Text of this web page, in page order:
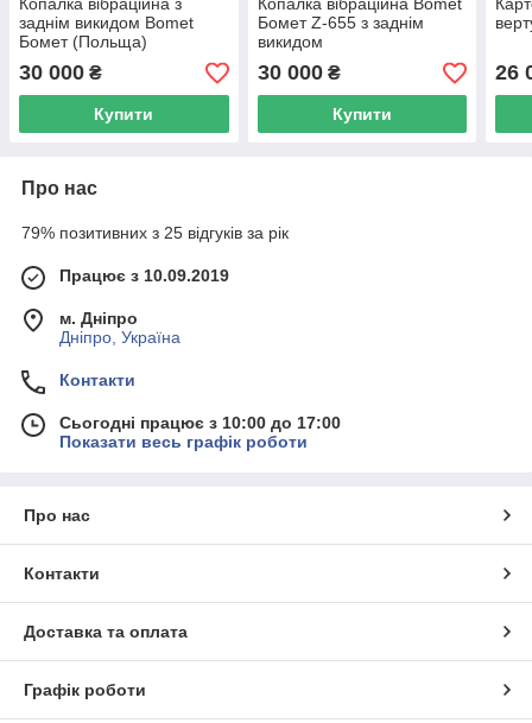
Копалка вібраційна з
заднім викидом Bomet
Бомет (Польща)
30 000 ₴
Купити
Копалка вібраційна Bomet
Бомет Z-655 з заднім
викидом
30 000₴
Купити
26
Про нас
79% позитивних з 25 відгуків за рік
Працює з 10.09.2019
м. Дніпро
Дніпро, Україна
Контакти
Сьогодні працює з 10:00 до 17:00
Показати весь графік роботи
Про нас
Контакти
Доставка та оплата
Графік роботи